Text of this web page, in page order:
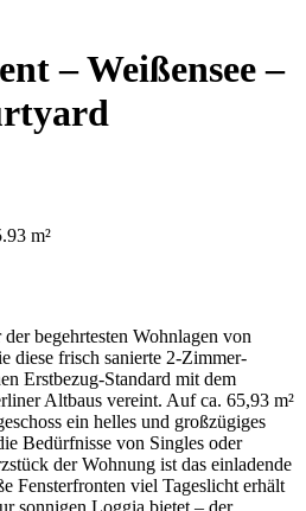
– Weißensee –
m²
begehrtesten Wohnlagen von
diese frisch sanierte 2-Zimmer-
Erstbezug-Standard mit dem
Altbaus vereint. Auf ca. 65,93 m²
ein helles und großzügiges
Bedürfnisse von Singles oder
der Wohnung ist das einladende
Fensterfronten viel Tageslicht erhält
sonnigen Loggia bietet – der